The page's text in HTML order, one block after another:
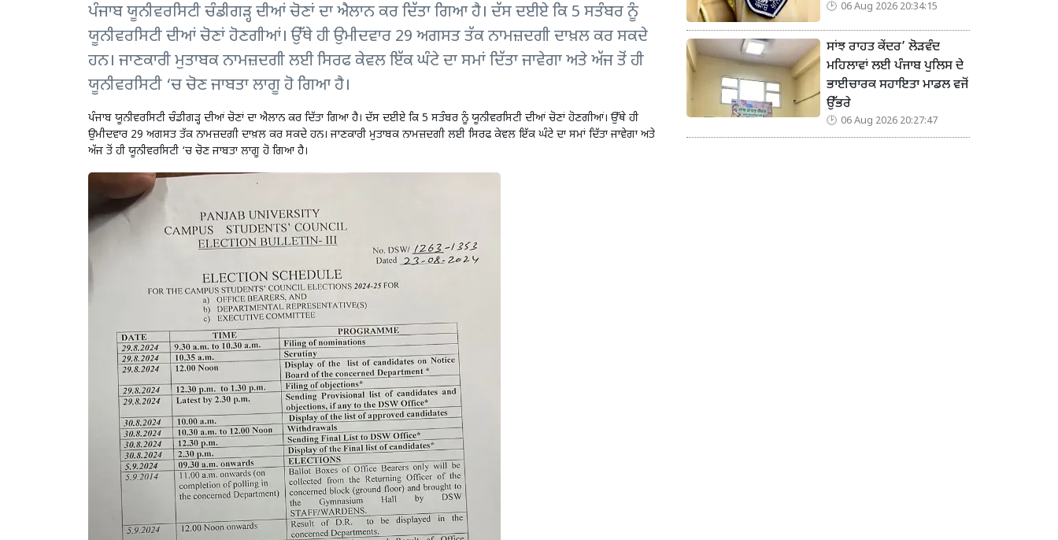
ਪੰਜਾਬ ਯੂਨੀਵਰਸਿਟੀ ਚੰਡੀਗੜ੍ਹ ਦੀਆਂ ਚੋਣਾਂ ਦਾ ਐਲਾਨ ਕਰ ਦਿੱਤਾ ਗਿਆ ਹੈ। ਦੱਸ ਦਈਏ ਕਿ 5 ਸਤੰਬਰ ਨੂੰ
ਯੂਨੀਵਰਸਿਟੀ ਦੀਆਂ ਚੋਣਾਂ ਹੋਣਗੀਆਂ। ਉੱਥੇ ਹੀ ਉਮੀਦਵਾਰ 29 ਅਗਸਤ ਤੱਕ ਨਾਮਜ਼ਦਗੀ ਦਾਖ਼ਲ ਕਰ ਸਕਦੇ
ਹਨ। ਜਾਣਕਾਰੀ ਮੁਤਾਬਕ ਨਾਮਜ਼ਦਗੀ ਲਈ ਸਿਰਫ ਕੇਵਲ ਇੱਕ ਘੰਟੇ ਦਾ ਸਮਾਂ ਦਿੱਤਾ ਜਾਵੇਗਾ ਅਤੇ ਅੱਜ ਤੋਂ ਹੀ
ਯੂਨੀਵਰਸਿਟੀ ‘ਚ ਚੋਣ ਜਾਬਤਾ ਲਾਗੂ ਹੋ ਗਿਆ ਹੈ।
ਪੰਜਾਬ ਯੂਨੀਵਰਸਿਟੀ ਚੰਡੀਗੜ੍ਹ ਦੀਆਂ ਚੋਣਾਂ ਦਾ ਐਲਾਨ ਕਰ ਦਿੱਤਾ ਗਿਆ ਹੈ। ਦੱਸ ਦਈਏ ਕਿ 5 ਸਤੰਬਰ ਨੂੰ ਯੂਨੀਵਰਸਿਟੀ ਦੀਆਂ ਚੋਣਾਂ ਹੋਣਗੀਆਂ। ਉੱਥੇ ਹੀ
ਉਮੀਦਵਾਰ 29 ਅਗਸਤ ਤੱਕ ਨਾਮਜ਼ਦਗੀ ਦਾਖ਼ਲ ਕਰ ਸਕਦੇ ਹਨ। ਜਾਣਕਾਰੀ ਮੁਤਾਬਕ ਨਾਮਜ਼ਦਗੀ ਲਈ ਸਿਰਫ ਕੇਵਲ ਇੱਕ ਘੰਟੇ ਦਾ ਸਮਾਂ ਦਿੱਤਾ ਜਾਵੇਗਾ ਅਤੇ
ਅੱਜ ਤੋਂ ਹੀ ਯੂਨੀਵਰਸਿਟੀ ‘ਚ ਚੋਣ ਜਾਬਤਾ ਲਾਗੂ ਹੋ ਗਿਆ ਹੈ।
06 Aug 2026 20:34:15
ਸਾਂਝ ਰਾਹਤ ਕੇਂਦਰ’ ਲੋੜਵੰਦ
ਮਹਿਲਾਵਾਂ ਲਈ ਪੰਜਾਬ ਪੁਲਿਸ ਦੇ
ਭਾਈਚਾਰਕ ਸਹਾਇਤਾ ਮਾਡਲ ਵਜੋਂ
ਉੱਭਰੇ
06 Aug 2026 20:27:47